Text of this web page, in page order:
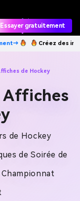
Essayer gratuitement
des images IA à
de Hockey
de Hockey
de Soirée de